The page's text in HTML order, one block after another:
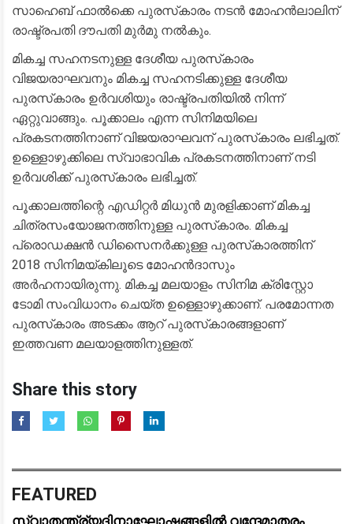
സാഹെബ് ഫാൽക്കെ പുരസ്‌കാരം നടൻ മോഹൻലാലിന്
രാഷ്ട്രപതി ദൗപതി മുർമു നൽകും.
മികച്ച സഹനടനുള്ള ദേശീയ പുരസ്‌കാരം
വിജയരാഘവനും മികച്ച സഹനടിക്കുള്ള ദേശീയ
പുരസ്‌കാരം ഉർവശിയും രാഷ്ട്രപതിയിൽ നിന്ന്
ഏറ്റുവാങ്ങും. പൂക്കാലം എന്ന സിനിമയിലെ
പ്രകടനത്തിനാണ് വിജയരാഘവന് പുരസ്‌കാരം ലഭിച്ചത്.
ഉള്ളൊഴുക്കിലെ സ്വാഭാവിക പ്രകടനത്തിനാണ് നടി
ഉർവശിക്ക് പുരസ്‌കാരം ലഭിച്ചത്.
പൂക്കാലത്തിന്റെ എഡിറ്റർ മിധുൻ മുരളിക്കാണ് മികച്ച
ചിത്രസംയോജനത്തിനുള്ള പുരസ്‌കാരം. മികച്ച
പ്രൊഡക്ഷൻ ഡിസൈനർക്കുള്ള പുരസ്‌കാരത്തിന്
2018 സിനിമയ്കിലൂടെ മോഹൻദാസും
അർഹനായിരുന്നു. മികച്ച മലയാളം സിനിമ ക്രിസ്റ്റോ
ടോമി സംവിധാനം ചെയ്ത ഉള്ളൊഴുക്കാണ്. പരമോന്നത
പുരസ്‌കാരം അടക്കം ആറ് പുരസ്‌കാരങ്ങളാണ്
ഇത്തവണ മലയാളത്തിനുള്ളത്.
Share this story
FEATURED